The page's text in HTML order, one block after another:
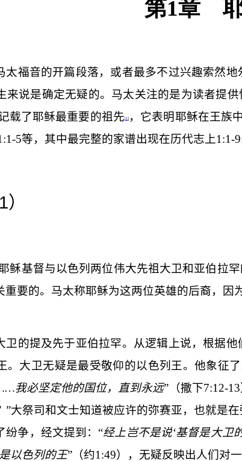
第1章
太福音的开篇段落，或者最多不过兴趣索然
来说是确定无疑的。马太关注的是为读者提
载了耶稣最重要的祖先[1]，它表明耶稣在王族
5等，其中最完整的家谱出现在历代志上1:1-
）
稣基督与以色列两位伟大先祖大卫和亚伯拉
要的。马太称耶稣为这两位英雄的后裔，因
卫的提及先于亚伯拉罕。从逻辑上说，根据
。大卫无疑是最受敬仰的以色列王。他象征
我必坚定他的国位，直到永远”（撒下7:12-13
”大祭司和文士知道被应许的弥赛亚，也就是
纷争，经文提到：“经上岂不是说‘基督是大卫
以色列的王”（约1:49），无疑反映出人们对